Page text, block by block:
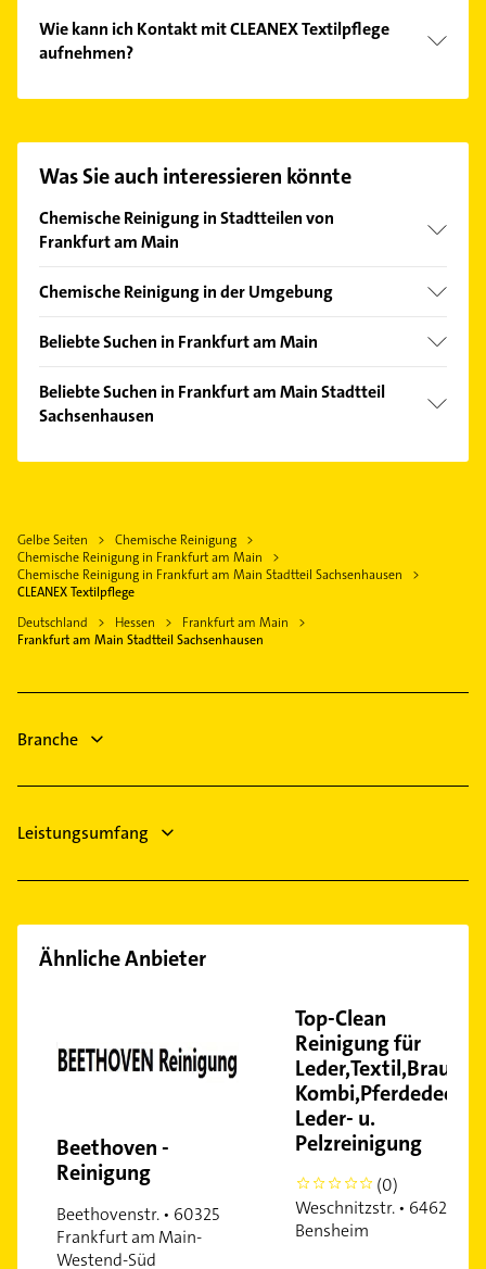
Wie kann ich Kontakt mit CLEANEX Textilpflege
aufnehmen?
finden Sie alleKontaktdaten.
Was Sie auch interessieren könnte
Chemische Reinigung in Stadtteilen von
Frankfurt am Main
Bockenheim
Gallus
Nordend-Ost
Ostend
Chemische Reinigung in der Umgebung
Neu-Isenburg
Bad Vilbel
Mühlheim am Main
Rodgau
Hanau
Friedrichsdorf Taunus
Beliebte Suchen in Frankfurt am Main
Klempner
Gasinstallateur
Immobilien
Immobilienmakler
Ärztehaus
Hausarzt
Beliebte Suchen in Frankfurt am Main Stadtteil
Sachsenhausen
Klempner
Gasinstallateur
Sanitärinstallation
Hausarzt
Arzt
Schreiner
Gelbe Seiten
Chemische Reinigung
Chemische Reinigung in Frankfurt am Main
Chemische Reinigung in Frankfurt am Main Stadtteil Sachsenhausen
CLEANEX Textilpflege
Deutschland
Hessen
Frankfurt am Main
Frankfurt am Main Stadtteil Sachsenhausen
Branche
Leistungsumfang
Ähnliche Anbieter
Beethoven -
Reinigung
Beethovenstr. • 60325
Frankfurt am Main-
Westend-Süd
Top-Clean
Reinigung für
Kombi,Pferdedecken
Leder- u.
Pelzreinigung
0
(0)
Weschnitzstr. • 64625
Bensheim